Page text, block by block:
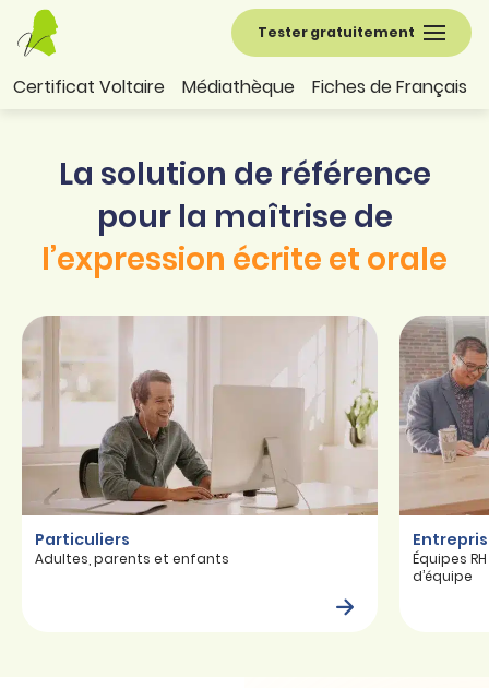
Tester gratuitement
Certificat Voltaire Médiathèque Fiches de Français
La solution de référence
pour la maîtrise de
l’expression écrite et orale
Particuliers
Adultes, parents et enfants
Équipes
d’équipe